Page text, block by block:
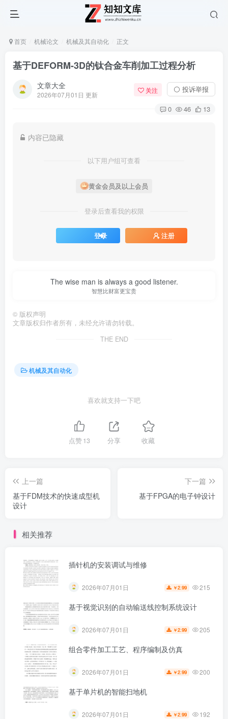
首页 机械论文 机械及其自动化 正文
基于DEFORM-3D的钛合金车削加工过程分析
文章大全
2026年07月01日 更新
关注 ⚪ 投诉举报
0 46 13
内容已隐藏
以下用户组可查看
黄金会员及以上会员
登录后查看我的权限
登录 注册
The wise man is always a good listener.
智慧比财富更宝贵
© 版权声明
文章版权归作者所有，未经允许请勿转载。
THE END
机械及其自动化
喜欢就支持一下吧
点赞13 分享 收藏
上一篇
基于FDM技术的快速成型机
设计
下一篇
基于FPGA的电子钟设计
相关推荐
插针机的安装调试与维修
2026年07月01日 ￥2.99 215
基于视觉识别的自动输送线控制系统设计
2026年07月01日 ￥2.99 205
组合零件加工工艺、程序编制及仿真
2026年07月01日 ￥2.99 200
基于单片机的智能扫地机
2026年07月01日 ￥2.99 192